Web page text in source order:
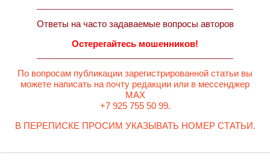
Ответы на часто задаваемые вопросы авторов
Остерегайтесь мошенников!
По вопросам публикации зарегистрированной статьи вы
можете написать на почту редакции или в мессенджер
MAX
+7 925 755 50 99.
В ПЕРЕПИСКЕ ПРОСИМ УКАЗЫВАТЬ НОМЕР СТАТЬИ.